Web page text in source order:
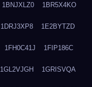
1BNJXLZ0 1BR5X4KO
1DRJ3XP8 1E2BYTZD
1FH0C41J 1FIP186C
1GL2VJGH 1GRISVQA